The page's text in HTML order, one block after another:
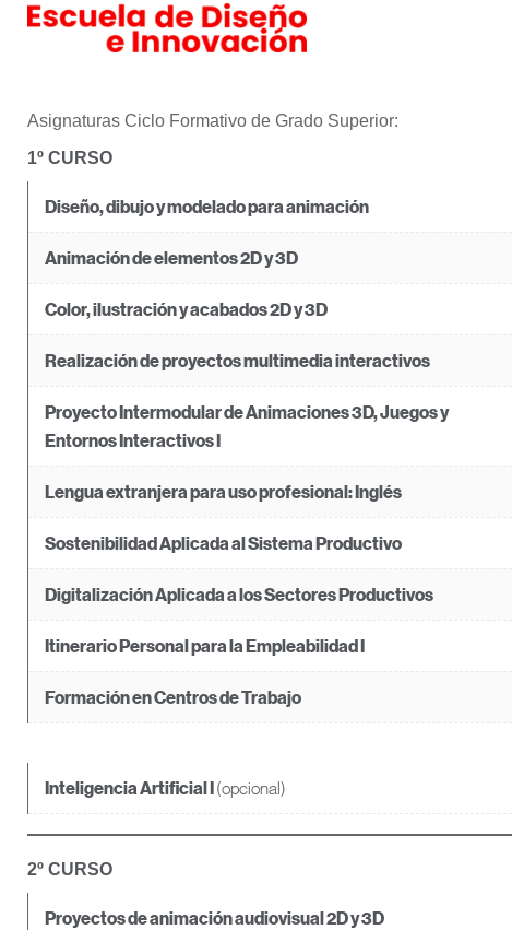
Asignaturas Ciclo Formativo de Grado Superior:
1º CURSO
Diseño, dibujo y modelado para animación
Animación de elementos 2D y 3D
Color, ilustración y acabados 2D y 3D
Realización de proyectos multimedia interactivos
Proyecto Intermodular de Animaciones 3D, Juegos y
Entornos Interactivos I
Lengua extranjera para uso profesional: Inglés
Sostenibilidad Aplicada al Sistema Productivo
Digitalización Aplicada a los Sectores Productivos
Itinerario Personal para la Empleabilidad I
Formación en Centros de Trabajo
Inteligencia Artificial I(opcional)
2º CURSO
Proyectos de animación audiovisual 2D y 3D